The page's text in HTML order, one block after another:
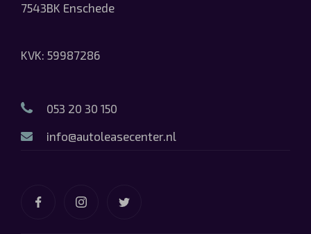
7543BK Enschede
KVK: 59987286
053 20 30 150
info@autoleasecenter.nl